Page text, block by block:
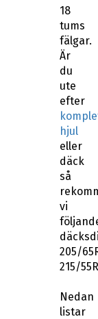
18
tums
fälgar.
Är
du
ute
efter
hjul
eller
däck
så
vi
205/
215/
Nedan
listar